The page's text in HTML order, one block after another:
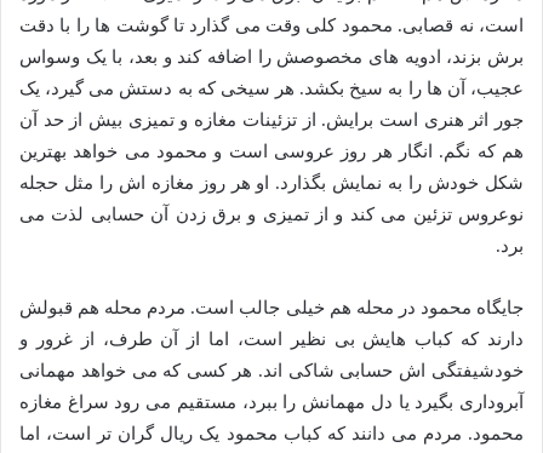
است، نه قصابی. محمود کلی وقت می گذارد تا گوشت ها را با دقت
برش بزند، ادویه های مخصوصش را اضافه کند و بعد، با یک وسواس
عجیب، آن ها را به سیخ بکشد. هر سیخی که به دستش می گیرد، یک
جور اثر هنری است برایش. از تزئینات مغازه و تمیزی بیش از حد آن
هم که نگم. انگار هر روز عروسی است و محمود می خواهد بهترین
شکل خودش را به نمایش بگذارد. او هر روز مغازه اش را مثل حجله
نوعروس تزئین می کند و از تمیزی و برق زدن آن حسابی لذت می
برد.
جایگاه محمود در محله هم خیلی جالب است. مردم محله هم قبولش
دارند که کباب هایش بی نظیر است، اما از آن طرف، از غرور و
خودشیفتگی اش حسابی شاکی اند. هر کسی که می خواهد مهمانی
آبروداری بگیرد یا دل مهمانش را ببرد، مستقیم می رود سراغ مغازه
محمود. مردم می دانند که کباب محمود یک ریال گران تر است، اما